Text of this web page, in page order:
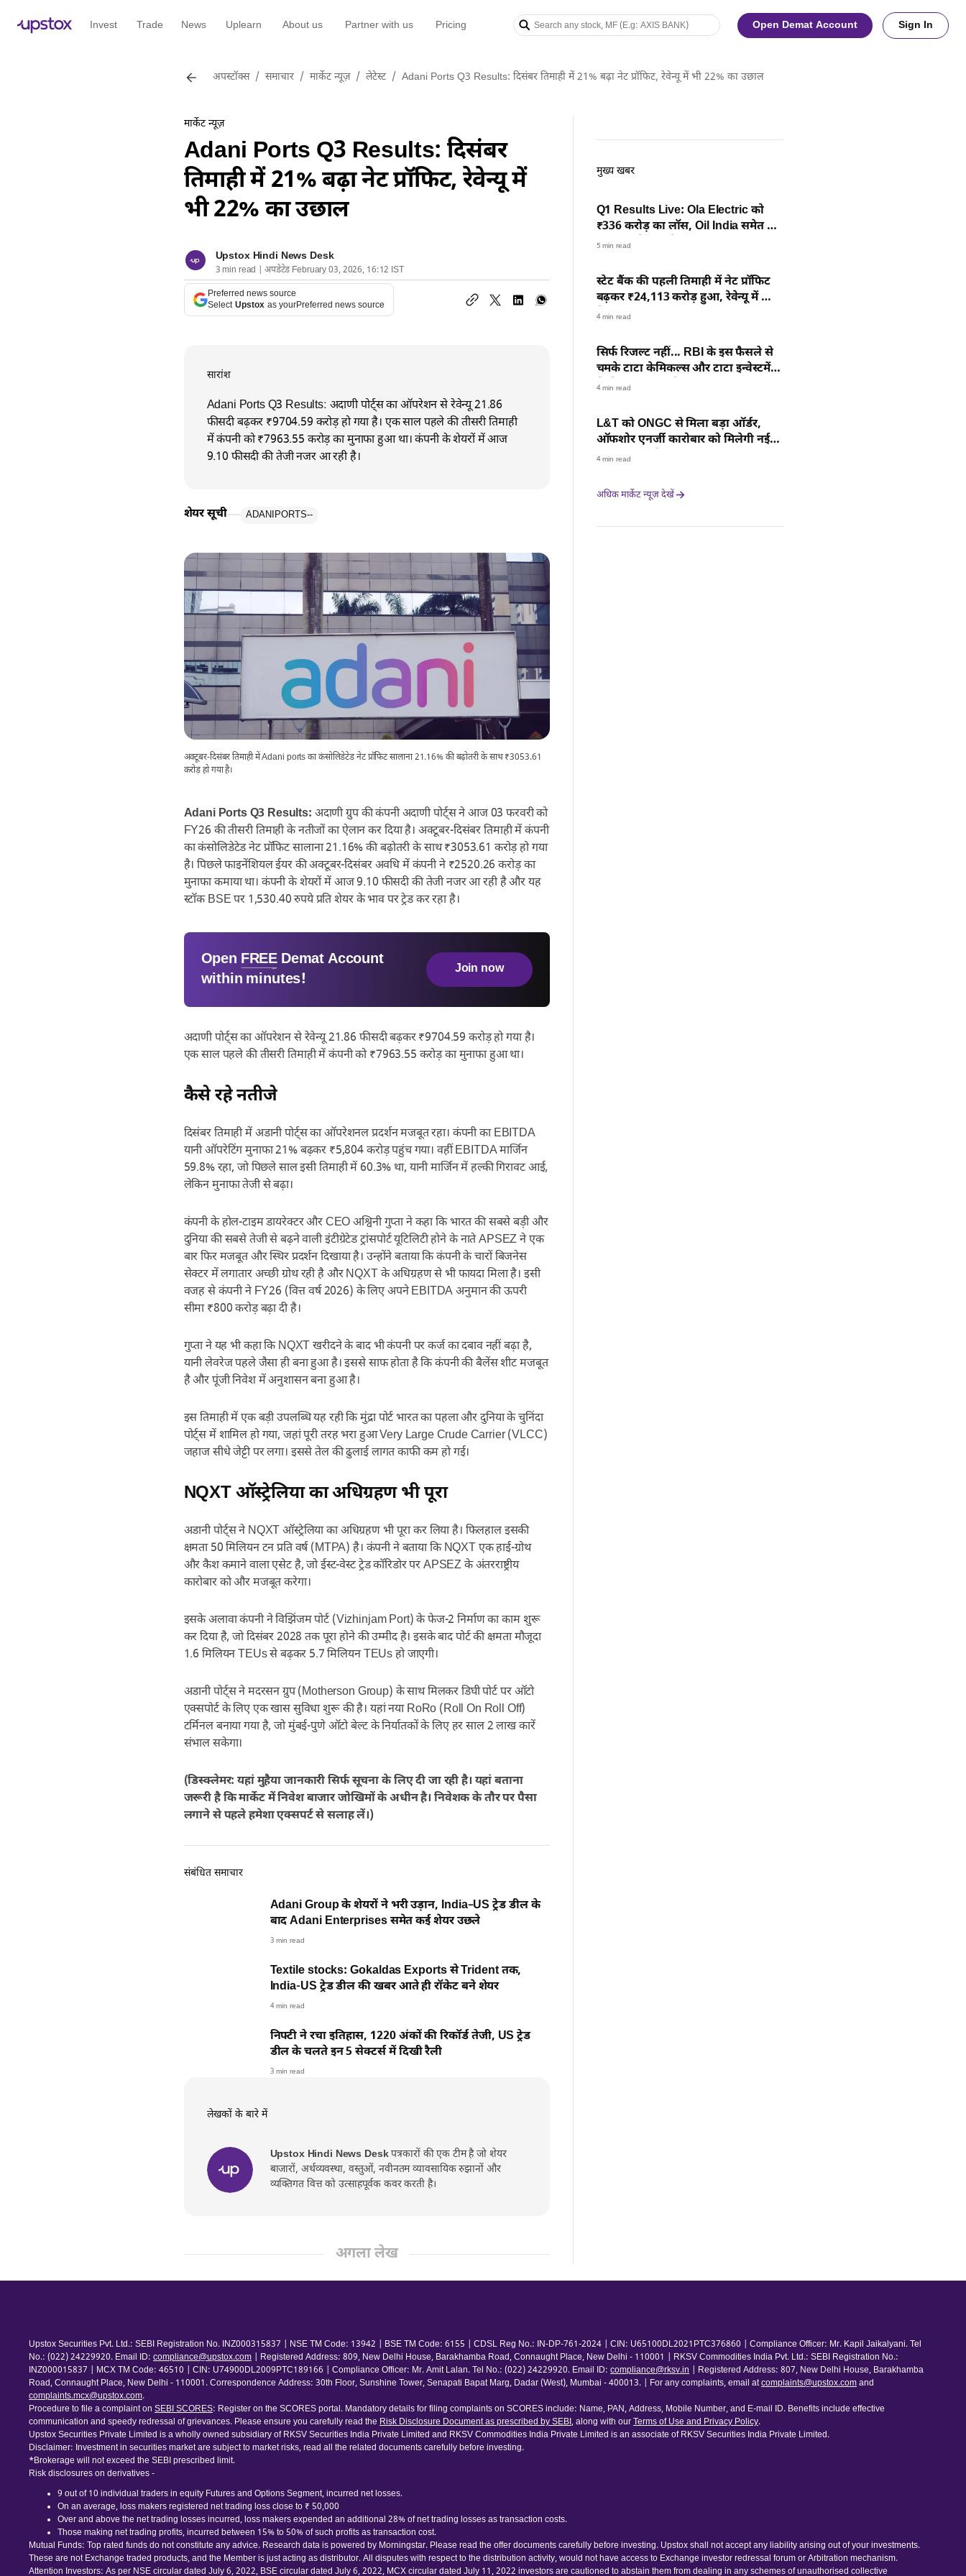
Invest Trade News Uplearn About us Partner with us Pricing Open Demat Account Sign In
अपस्टॉक्स / समाचार / मार्केट न्यूज़ / लेटेस्ट / Adani Ports Q3 Results: दिसंबर तिमाही में 21% बढ़ा नेट प्रॉफिट, रेवेन्यू में भी 22% का उछाल
मार्केट न्यूज़
Adani Ports Q3 Results: दिसंबर
तिमाही में 21% बढ़ा नेट प्रॉफिट, रेवेन्यू में
भी 22% का उछाल
Upstox Hindi News Desk
3 min read | अपडेटेड February 03, 2026, 16:12 IST
Preferred news source
Select Upstox as yourPreferred news source
सारांश
Adani Ports Q3 Results: अदाणी पोर्ट्स का ऑपरेशन से रेवेन्यू 21.86
फीसदी बढ़कर ₹9704.59 करोड़ हो गया है। एक साल पहले की तीसरी तिमाही
में कंपनी को ₹7963.55 करोड़ का मुनाफा हुआ था। कंपनी के शेयरों में आज
9.10 फीसदी की तेजी नजर आ रही है।
शेयर सूची ADANIPORTS--
अक्टूबर-दिसंबर तिमाही में Adani ports का कंसोलिडेटेड नेट प्रॉफिट सालाना 21.16% की बढ़ोतरी के साथ ₹3053.61
करोड़ हो गया है।
Adani Ports Q3 Results: अदाणी ग्रुप की कंपनी अदाणी पोर्ट्स ने आज 03 फरवरी को
FY26 की तीसरी तिमाही के नतीजों का ऐलान कर दिया है। अक्टूबर-दिसंबर तिमाही में कंपनी
का कंसोलिडेटेड नेट प्रॉफिट सालाना 21.16% की बढ़ोतरी के साथ ₹3053.61 करोड़ हो गया
है। पिछले फाइनेंशियल ईयर की अक्टूबर-दिसंबर अवधि में कंपनी ने ₹2520.26 करोड़ का
मुनाफा कमाया था। कंपनी के शेयरों में आज 9.10 फीसदी की तेजी नजर आ रही है और यह
स्टॉक BSE पर 1,530.40 रुपये प्रति शेयर के भाव पर ट्रेड कर रहा है।
Open FREE Demat Account
within minutes!
Join now
अदाणी पोर्ट्स का ऑपरेशन से रेवेन्यू 21.86 फीसदी बढ़कर ₹9704.59 करोड़ हो गया है।
एक साल पहले की तीसरी तिमाही में कंपनी को ₹7963.55 करोड़ का मुनाफा हुआ था।
कैसे रहे नतीजे
दिसंबर तिमाही में अडानी पोर्ट्स का ऑपरेशनल प्रदर्शन मजबूत रहा। कंपनी का EBITDA
यानी ऑपरेटिंग मुनाफा 21% बढ़कर ₹5,804 करोड़ पहुंच गया। वहीं EBITDA मार्जिन
59.8% रहा, जो पिछले साल इसी तिमाही में 60.3% था, यानी मार्जिन में हल्की गिरावट आई,
लेकिन मुनाफा तेजी से बढ़ा।
कंपनी के होल-टाइम डायरेक्टर और CEO अश्विनी गुप्ता ने कहा कि भारत की सबसे बड़ी और
दुनिया की सबसे तेजी से बढ़ने वाली इंटीग्रेटेड ट्रांसपोर्ट यूटिलिटी होने के नाते APSEZ ने एक
बार फिर मजबूत और स्थिर प्रदर्शन दिखाया है। उन्होंने बताया कि कंपनी के चारों बिजनेस
सेक्टर में लगातार अच्छी ग्रोथ रही है और NQXT के अधिग्रहण से भी फायदा मिला है। इसी
वजह से कंपनी ने FY26 (वित्त वर्ष 2026) के लिए अपने EBITDA अनुमान की ऊपरी
सीमा ₹800 करोड़ बढ़ा दी है।
गुप्ता ने यह भी कहा कि NQXT खरीदने के बाद भी कंपनी पर कर्ज का दबाव नहीं बढ़ा है,
यानी लेवरेज पहले जैसा ही बना हुआ है। इससे साफ होता है कि कंपनी की बैलेंस शीट मजबूत
है और पूंजी निवेश में अनुशासन बना हुआ है।
इस तिमाही में एक बड़ी उपलब्धि यह रही कि मुंद्रा पोर्ट भारत का पहला और दुनिया के चुनिंदा
पोर्ट्स में शामिल हो गया, जहां पूरी तरह भरा हुआ Very Large Crude Carrier (VLCC)
जहाज सीधे जेट्टी पर लगा। इससे तेल की ढुलाई लागत काफी कम हो गई।
NQXT ऑस्ट्रेलिया का अधिग्रहण भी पूरा
अडानी पोर्ट्स ने NQXT ऑस्ट्रेलिया का अधिग्रहण भी पूरा कर लिया है। फिलहाल इसकी
क्षमता 50 मिलियन टन प्रति वर्ष (MTPA) है। कंपनी ने बताया कि NQXT एक हाई-ग्रोथ
और कैश कमाने वाला एसेट है, जो ईस्ट-वेस्ट ट्रेड कॉरिडोर पर APSEZ के अंतरराष्ट्रीय
कारोबार को और मजबूत करेगा।
इसके अलावा कंपनी ने विझिंजम पोर्ट (Vizhinjam Port) के फेज-2 निर्माण का काम शुरू
कर दिया है, जो दिसंबर 2028 तक पूरा होने की उम्मीद है। इसके बाद पोर्ट की क्षमता मौजूदा
1.6 मिलियन TEUs से बढ़कर 5.7 मिलियन TEUs हो जाएगी।
अडानी पोर्ट्स ने मदरसन ग्रुप (Motherson Group) के साथ मिलकर डिघी पोर्ट पर ऑटो
एक्सपोर्ट के लिए एक खास सुविधा शुरू की है। यहां नया RoRo (Roll On Roll Off)
टर्मिनल बनाया गया है, जो मुंबई-पुणे ऑटो बेल्ट के निर्यातकों के लिए हर साल 2 लाख कारें
संभाल सकेगा।
(डिस्क्लेमर: यहां मुहैया जानकारी सिर्फ सूचना के लिए दी जा रही है। यहां बताना
जरूरी है कि मार्केट में निवेश बाजार जोखिमों के अधीन है। निवेशक के तौर पर पैसा
लगाने से पहले हमेशा एक्सपर्ट से सलाह लें।)
संबंधित समाचार
Adani Group के शेयरों ने भरी उड़ान, India–US ट्रेड डील के
बाद Adani Enterprises समेत कई शेयर उछले
3 min read
Textile stocks: Gokaldas Exports से Trident तक,
India-US ट्रेड डील की खबर आते ही रॉकेट बने शेयर
4 min read
निफ्टी ने रचा इतिहास, 1220 अंकों की रिकॉर्ड तेजी, US ट्रेड
डील के चलते इन 5 सेक्टर्स में दिखी रैली
3 min read
लेखकों के बारे में
Upstox Hindi News Desk पत्रकारों की एक टीम है जो शेयर
बाजारों, अर्थव्यवस्था, वस्तुओं, नवीनतम व्यावसायिक रुझानों और
व्यक्तिगत वित्त को उत्साहपूर्वक कवर करती है।
अगला लेख
मुख्य खबर
Q1 Results Live: Ola Electric को
₹336 करोड़ का लॉस, Oil India समेत कई
कंपनियों के नतीजे जल्द
5 min read
स्टेट बैंक की पहली तिमाही में नेट प्रॉफिट
बढ़कर ₹24,113 करोड़ हुआ, रेवेन्यू में भी
तेजी
4 min read
सिर्फ रिजल्ट नहीं... RBI के इस फैसले से
चमके टाटा केमिकल्स और टाटा इन्वेस्टमेंट
के शेयर, समझें डीटेल
4 min read
L&T को ONGC से मिला बड़ा ऑर्डर,
ऑफशोर एनर्जी कारोबार को मिलेगी नई
रफ्तार, हर डीटेल यहां
4 min read
अधिक मार्केट न्यूज़ देखें
Upstox Securities Pvt. Ltd.: SEBI Registration No. INZ000315837 | NSE TM Code: 13942 | BSE TM Code: 6155 | CDSL Reg No.: IN-DP-761-2024 | CIN: U65100DL2021PTC376860 | Compliance Officer: Mr. Kapil Jaikalyani. Tel
No.: (022) 24229920. Email ID: compliance@upstox.com
| Registered Address: 809, New Delhi House, Barakhamba Road, Connaught Place, New Delhi - 110001 | RKSV Commodities India Pvt. Ltd.: SEBI Registration No.:
INZ000015837 | MCX TM Code: 46510 | CIN: U74900DL2009PTC189166 | Compliance Officer: Mr. Amit Lalan. Tel No.: (022) 24229920. Email ID: compliance@rksv.in
| Registered Address: 807, New Delhi House, Barakhamba
Road, Connaught Place, New Delhi - 110001. Correspondence Address: 30th Floor, Sunshine Tower, Senapati Bapat Marg, Dadar (West), Mumbai - 400013. | For any complaints, email atcomplaints@upstox.comand
complaints.mcx@upstox.com.
Procedure to file a complaint on SEBI SCORES: Register on the SCORES portal. Mandatory details for filing complaints on SCORES include: Name, PAN, Address, Mobile Number, and E-mail ID. Benefits include effective
communication and speedy redressal of grievances. Please ensure you carefully read the Risk Disclosure Document as prescribed by SEBI, along with ourTerms of Use and Privacy Policy.
Upstox Securities Private Limited is a wholly owned subsidiary of RKSV Securities India Private Limited and RKSV Commodities India Private Limited is an associate of RKSV Securities India Private Limited.
Disclaimer: Investment in securities market are subject to market risks, read all the related documents carefully before investing.
*Brokerage will not exceed the SEBI prescribed limit.
Risk disclosures on derivatives -
9 out of 10 individual traders in equity Futures and Options Segment, incurred net losses.
On an average, loss makers registered net trading loss close to ₹ 50,000
Over and above the net trading losses incurred, loss makers expended an additional 28% of net trading losses as transaction costs.
Those making net trading profits, incurred between 15% to 50% of such profits as transaction cost.
Mutual Funds: Top rated funds do not constitute any advice. Research data is powered by Morningstar. Please read the offer documents carefully before investing. Upstox shall not accept any liability arising out of your investments.
These are not Exchange traded products, and the Member is just acting as distributor. All disputes with respect to the distribution activity, would not have access to Exchange investor redressal forum or Arbitration mechanism.
Attention Investors: As per NSE circular dated July 6, 2022, BSE circular dated July 6, 2022, MCX circular dated July 11, 2022 investors are cautioned to abstain them from dealing in any schemes of unauthorised collective